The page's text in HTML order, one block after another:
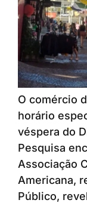
O comércio
horário
véspera do
Pesquisa
Associação
Americana,
Público,